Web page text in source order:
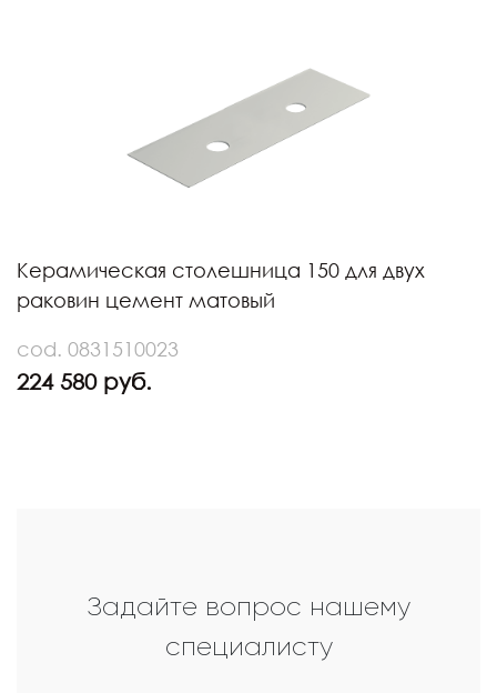
Керамическая столешница 150 для двух
раковин цемент матовый
cod. 0831510023
224 580 руб.
Задайте вопрос нашему
специалисту